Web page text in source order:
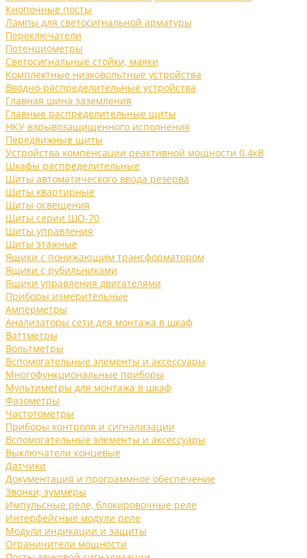
Кнопочные посты
Лампы для светосигнальной арматуры
Переключатели
Потенциометры
Светосигнальные стойки, маяки
Комплектные низковольтные устройства
Вводно-распределительные устройства
Главная шина заземления
Главные распределительные щиты
НКУ взрывозащищенного исполнения
Передвижные щиты
Устройства компенсации реактивной мощности 0.4кВ
Шкафы распределительные
Щиты автоматического ввода резерва
Щиты квартирные
Щиты освещения
Щиты серии ЩО-70
Щиты управления
Щиты этажные
Ящики с понижающим трансформатором
Ящики с рубильниками
Ящики управления двигателями
Приборы измерительные
Амперметры
Анализаторы сети для монтажа в шкаф
Ваттметры
Вольтметры
Вспомогательные элементы и аксессуары
Многофункциональные приборы
Мультиметры для монтажа в шкаф
Фазометры
Частотометры
Приборы контроля и сигнализации
Вспомогательные элементы и аксессуары
Выключатели концевые
Датчики
Документация и программное обеспечение
Звонки, зуммеры
Импульсные реле, блокировочные реле
Интерфейсные модули реле
Модули индикации и защиты
Ограничители мощности